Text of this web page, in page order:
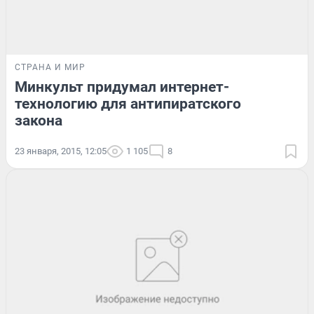
СТРАНА И МИР
Минкульт придумал интернет-
технологию для антипиратского
закона
23 января, 2015, 12:05 1 105 8